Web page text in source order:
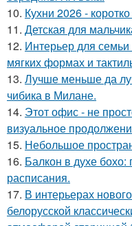
10. Кухни 2026 -
11. Детская для
12. Интерьер для
мягких формах и
13. Лучше меньше да
чибика в Милане.
14. Этот офис - не
визуальное
15. Небольшое
16. Балкон в духе бохо:
расписания.
17. В интерьерах
белорусской